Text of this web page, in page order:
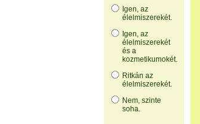
Igen, az
élelmiszerekét.
Igen, az
élelmiszerekét
és a
kozmetikumokét.
Ritkán az
élelmiszerekét.
Nem, szinte
soha.